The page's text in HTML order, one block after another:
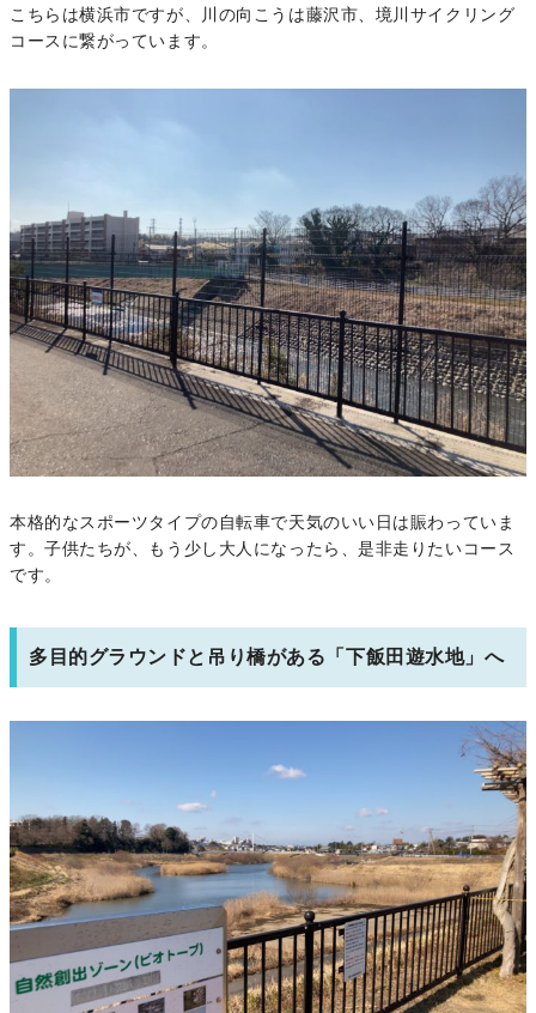
こちらは横浜市ですが、川の向こうは藤沢市、境川サイクリング
コースに繋がっています。
本格的なスポーツタイプの自転車で天気のいい日は賑わっていま
す。子供たちが、もう少し大人になったら、是非走りたいコース
です。
多目的グラウンドと吊り橋がある「下飯田遊水地」へ